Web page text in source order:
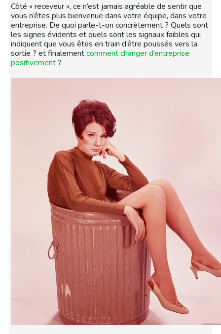
Côté « receveur », ce n’est jamais agréable de sentir que
vous n’êtes plus bienvenue dans votre équipe, dans votre
entreprise. De quoi parle-t-on concrètement ? Quels sont
les signes évidents et quels sont les signaux faibles qui
indiquent que vous êtes en train d’être poussés vers la
sortie ? et finalementcomment changer d’entreprise
positivement?